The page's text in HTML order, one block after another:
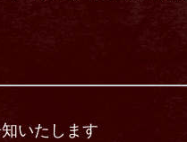
いたします